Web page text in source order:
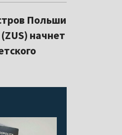
Польши
начнет